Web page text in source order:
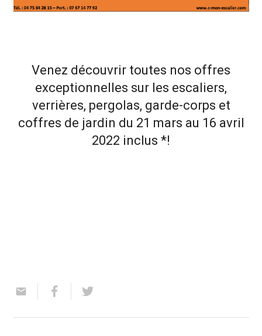
Venez découvrir toutes nos offres
exceptionnelles sur les escaliers,
verrières, pergolas, garde-corps et
coffres de jardin du 21 mars au 16 avril
2022 inclus *!